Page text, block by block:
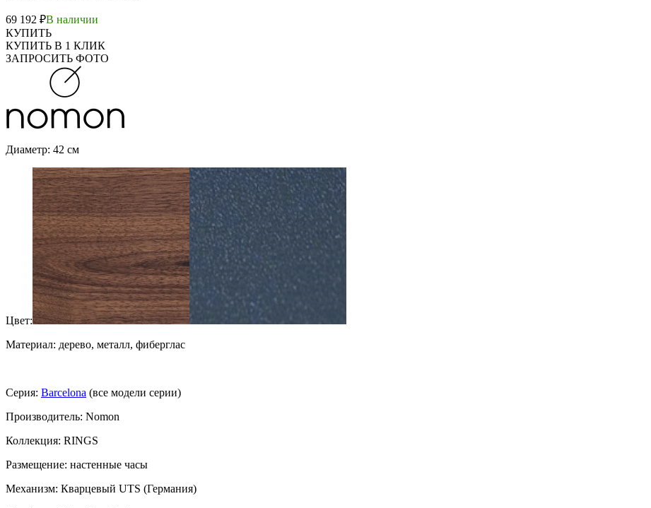
69 192 ₽В наличии
КУПИТЬ
КУПИТЬ В 1 КЛИК
ЗАПРОСИТЬ ФОТО
Диаметр: 42 см
Цвет:
Материал: дерево, металл, фиберглас
Серия: Barcelona (все модели серии)
Производитель: Nomon
Коллекция: RINGS
Размещение: настенные часы
Механизм: Кварцевый UTS (Германия)